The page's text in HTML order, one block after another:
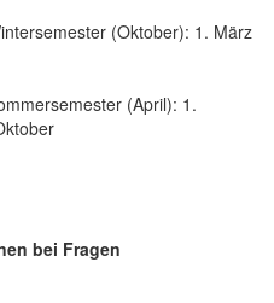
(Oktober): 1. März
(April): 1.
bei Fragen